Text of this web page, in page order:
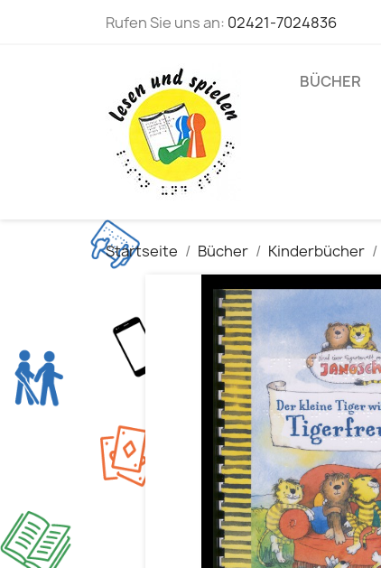
Rufen Sie uns an: 02421-7024836
BÜCHER
Startseite Bücher Kinderbücher